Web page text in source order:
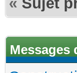
Messages